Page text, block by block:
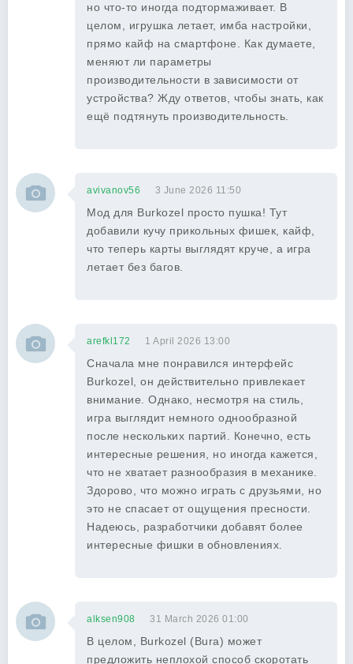
но что-то иногда подтормаживает. В
целом, игрушка летает, имба настройки,
прямо кайф на смартфоне. Как думаете,
меняют ли параметры
производительности в зависимости от
устройства? Жду ответов, чтобы знать, как
ещё подтянуть производительность.
avivanov56 3 June 2026 11:50
Мод для Burkozel просто пушка! Тут
добавили кучу прикольных фишек, кайф,
что теперь карты выглядят круче, а игра
летает без багов.
arefkl172 1 April 2026 13:00
Сначала мне понравился интерфейс
Burkozel, он действительно привлекает
внимание. Однако, несмотря на стиль,
игра выглядит немного однообразной
после нескольких партий. Конечно, есть
интересные решения, но иногда кажется,
что не хватает разнообразия в механике.
Здорово, что можно играть с друзьями, но
это не спасает от ощущения пресности.
Надеюсь, разработчики добавят более
интересные фишки в обновлениях.
alksen908 31 March 2026 01:00
В целом, Burkozel (Bura) может
предложить неплохой способ скоротать